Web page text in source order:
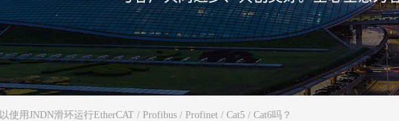
使用JNDN滑环运行EtherCAT / Profibus / Profinet / Cat5 / Cat6吗？